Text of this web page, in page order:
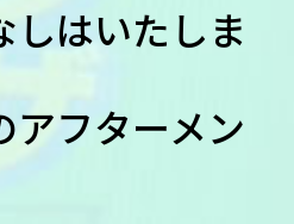
しはいたしま
フターメン